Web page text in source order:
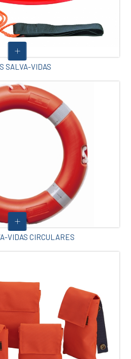
SALVA-VIDAS
VIDAS CIRCULARES